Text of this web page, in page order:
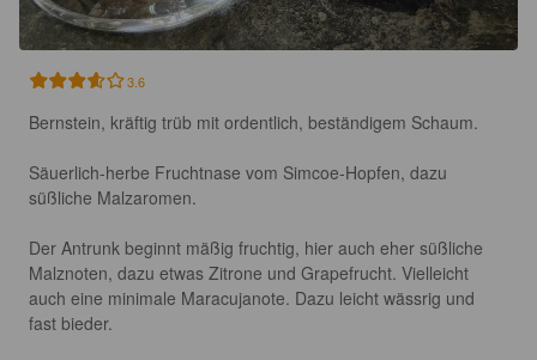
3.6
Bernstein, kräftig trüb mit ordentlich, beständigem Schaum.
Säuerlich-herbe Fruchtnase vom Simcoe-Hopfen, dazu
süßliche Malzaromen.
Der Antrunk beginnt mäßig fruchtig, hier auch eher süßliche
Malznoten, dazu etwas Zitrone und Grapefrucht. Vielleicht
auch eine minimale Maracujanote. Dazu leicht wässrig und
fast bieder.